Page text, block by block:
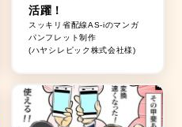
活躍！
スッキリ省配線AS-iのマンガ
パンフレット制作
(ハヤシレピック株式会社様)